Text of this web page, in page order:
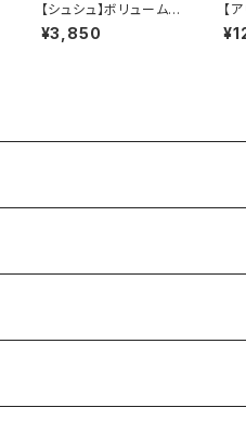
【シュシュ】ボリューム感
絶妙ベロアシュシュ
¥3,850
【
い
ケ